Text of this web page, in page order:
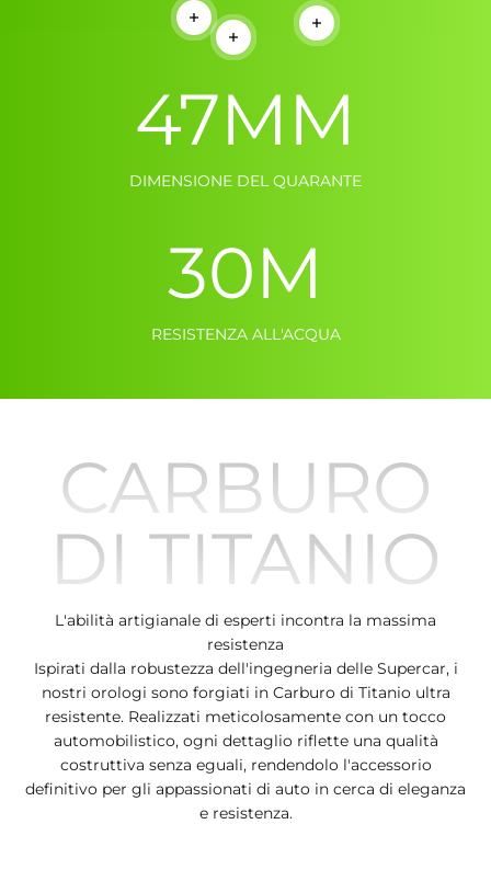
Per saperne di piùPer saperne di più
Per saperne di più
47MM
DIMENSIONE DEL QUARANTE
30M
RESISTENZA ALL'ACQUA
CARBURO
DI TITANIO
L'abilità artigianale di esperti incontra la massima
resistenza
Ispirati dalla robustezza dell'ingegneria delle Supercar, i
nostri orologi sono forgiati in Carburo di Titanio ultra
resistente. Realizzati meticolosamente con un tocco
automobilistico, ogni dettaglio riflette una qualità
costruttiva senza eguali, rendendolo l'accessorio
definitivo per gli appassionati di auto in cerca di eleganza
e resistenza.